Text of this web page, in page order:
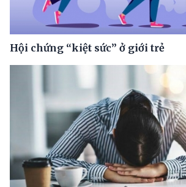
Hội chứng “kiệt sức” ở giới trẻ